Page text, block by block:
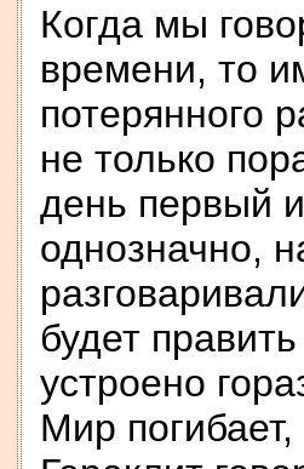
Когда мы
времени, то
потерянного
не только
день первый
однозначно,
будет
устроено
Мир